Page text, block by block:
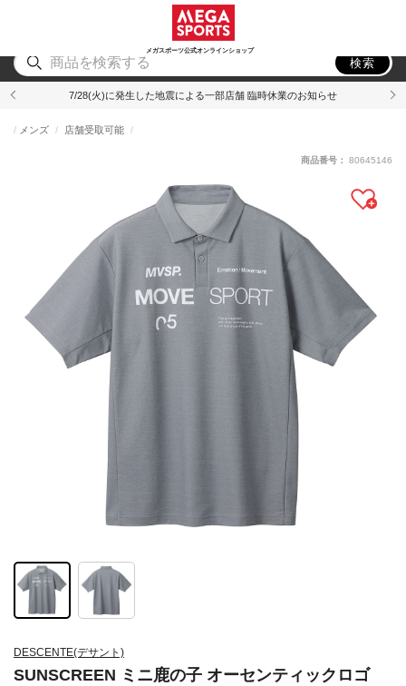
メガスポーツ公式オンラインショップ
アウトドア
検索
7/28(火)に発生した地震による一部店舗 臨時休業のお知らせ
DESCENTE(デサント)
SUNSCREEN ミニ鹿の子 オーセンティックロゴ
メンズ 店舗受取可能
商品番号： 80645146